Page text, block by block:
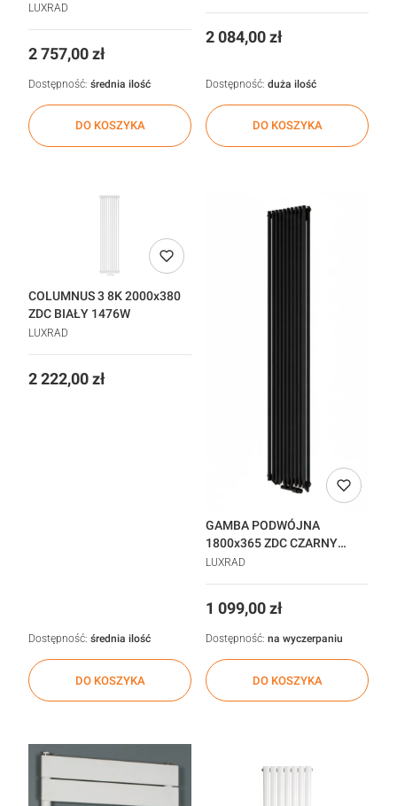
LUXRAD
Cena
2 757,00 zł
DO KOSZYKA
Dostępność: średnia ilość
Cena
2 084,00 zł
DO KOSZYKA
Dostępność: duża ilość
COLUMNUS 3 8K 2000x380
ZDC BIAŁY 1476W
LUXRAD
Cena
2 222,00 zł
DO KOSZYKA
Dostępność: średnia ilość
GAMBA PODWÓJNA
1800x365 ZDC CZARNY
1104W
LUXRAD
Cena
1 099,00 zł
DO KOSZYKA
Dostępność: na wyczerpaniu